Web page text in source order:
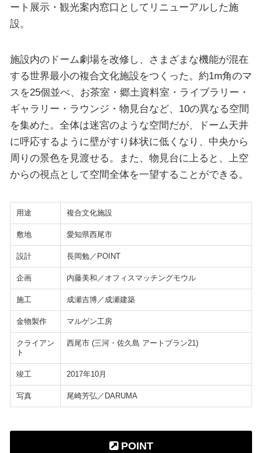
ート展示・観光案内窓口としてリニューアルした施
設。
施設内のドーム劇場を改修し、さまざまな機能が混在
する世界最小の複合文化施設をつくった。約1m角のマ
スを25個並べ、お茶室・郷土資料室・ライブラリー・
ギャラリー・ラウンジ・物見台など、10の異なる空間
を集めた。全体は迷宮のような空間だが、ドーム天井
に呼応するように壁がすり鉢状に低くなり、中央から
周りの景色を見渡せる。また、物見台に上ると、上空
からの視点として空間全体を一望することができる。
用途 複合文化施設
敷地 愛知県西尾市
設計 長岡勉／POINT
企画 内藤美和／オフィスマッチングモウル
施工 成瀬吉博／成瀬建築
金物製作 マルゲン工房
クライアン
ト
西尾市 (三河・佐久島 アートプラン21)
竣工 2017年10月
写真 尾崎芳弘／DARUMA
POINT